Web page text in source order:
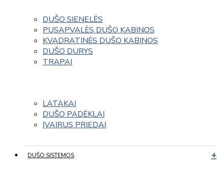
DUŠO SIENELĖS
PUSAPVALĖS DUŠO KABINOS
KVADRATINĖS DUŠO KABINOS
DUŠO DURYS
TRAPAI
LATAKAI
DUŠO PADĖKLAI
ĮVAIRUS PRIEDAI
DUŠO SISTEMOS